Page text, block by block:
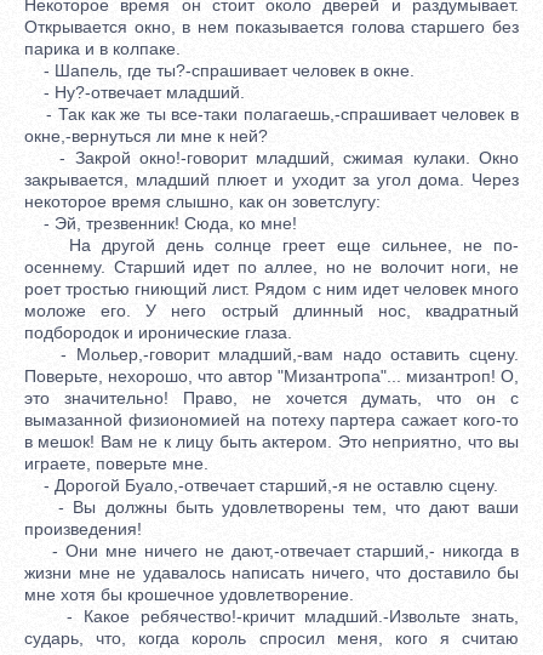
Некоторое время он стоит около дверей и раздумывает.
Открывается окно, в нем показывается голова старшего без
парика и в колпаке.
- Шапель, где ты?-спрашивает человек в окне.
- Ну?-отвечает младший.
- Так как же ты все-таки полагаешь,-спрашивает человек в
окне,-вернуться ли мне к ней?
- Закрой окно!-говорит младший, сжимая кулаки. Окно
закрывается, младший плюет и уходит за угол дома. Через
некоторое время слышно, как он зоветслугу:
- Эй, трезвенник! Сюда, ко мне!
На другой день солнце греет еще сильнее, не по-
осеннему. Старший идет по аллее, но не волочит ноги, не
роет тростью гниющий лист. Рядом с ним идет человек много
моложе его. У него острый длинный нос, квадратный
подбородок и иронические глаза.
- Мольер,-говорит младший,-вам надо оставить сцену.
Поверьте, нехорошо, что автор "Мизантропа"... мизантроп! О,
это значительно! Право, не хочется думать, что он с
вымазанной физиономией на потеху партера сажает кого-то
в мешок! Вам не к лицу быть актером. Это неприятно, что вы
играете, поверьте мне.
- Дорогой Буало,-отвечает старший,-я не оставлю сцену.
- Вы должны быть удовлетворены тем, что дают ваши
произведения!
- Они мне ничего не дают,-отвечает старший,- никогда в
жизни мне не удавалось написать ничего, что доставило бы
мне хотя бы крошечное удовлетворение.
- Какое ребячество!-кричит младший.-Извольте знать,
сударь, что, когда король спросил меня, кого я считаю